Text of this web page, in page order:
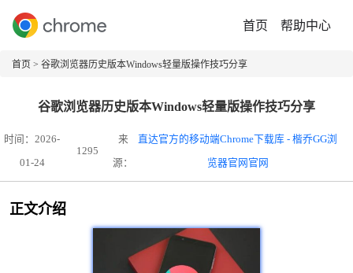
首页 帮助中心
首页 > 谷歌浏览器历史版本Windows轻量版操作技巧分享
谷歌浏览器历史版本Windows轻量版操作技巧分享
时间：2026-
01-24
1295
来
源：
直达官方的移动端Chrome下载库 - 楷乔GG浏
览器官网官网
正文介绍